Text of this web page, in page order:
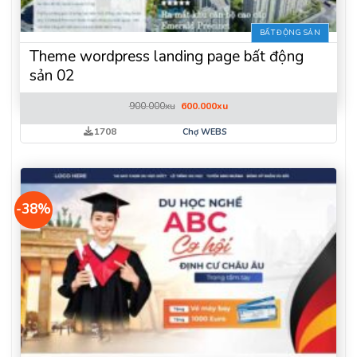
BẤT ĐỘNG SẢN
Theme wordpress landing page bất động
sản 02
900.000xu Giá
là:
900.000xu.
600.000xuGiá
tại
1708 Chợ WEBS
-38%